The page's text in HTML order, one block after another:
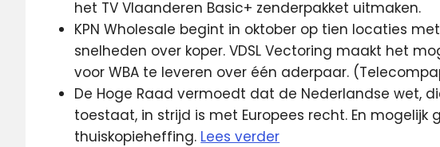
het TV Vlaanderen Basic+ zenderpakket uitmaken.
KPN Wholesale begint in oktober op tien locaties
snelheden over koper. VDSL Vectoring maakt het
voor WBA te leveren over één aderpaar.
De Hoge Raad vermoedt dat de Nederlandse wet,
toestaat, in strijd is met Europees recht. En mogelijk
thuiskopieheffing. Lees verder